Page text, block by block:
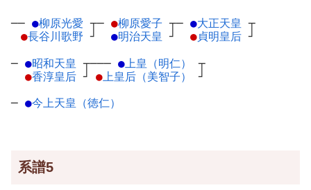
── ●柳原光愛 ┬
●長谷川歌野 ┘
─ ●柳原愛子 ┬
●明治天皇 ┘
─ ●大正天皇 ┬
●貞明皇后 ┘
─ ●昭和天皇 ┬
●香淳皇后 ┘
─── ● 上皇（明仁）
┬
● 上皇后（美智子） ┘
─ ●今上天皇（徳仁）
系譜5